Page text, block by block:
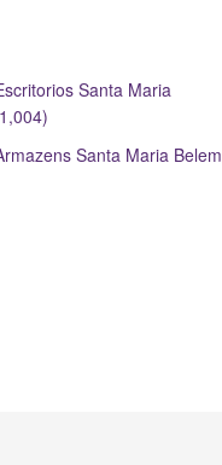
Santa Maria
Santa Maria Belem